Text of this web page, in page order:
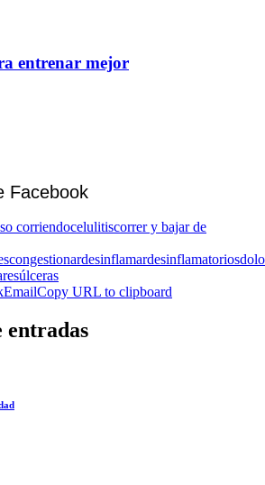
entrenar mejor
Facebook
corriendocelulitiscorrer y bajar de
desinflamardesinflamatorios
úlceras
EmailCopy URL to clipboard
entradas